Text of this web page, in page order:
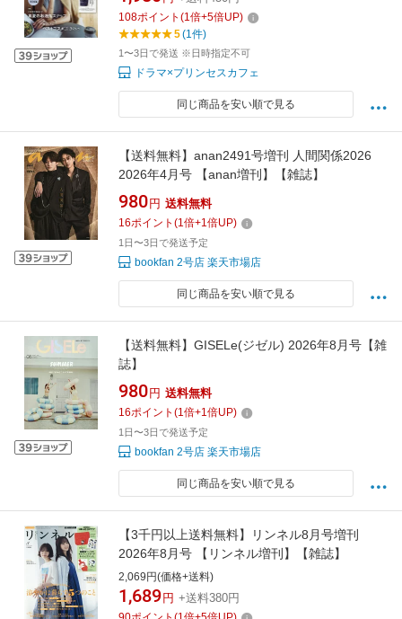
108ポイント (1倍+5倍UP)
5(1件)
1〜3日で発送 ※日時指定不可
ドラマ×プリンセスカフェ
同じ商品を安い順で見る
【送料無料】anan2491号増刊 人間関係2026
2026年4月号 【anan増刊】【雑誌】
980 円 送料無料
16ポイント (1倍+1倍UP)
1日〜3日で発送予定
bookfan 2号店 楽天市場店
同じ商品を安い順で見る
【送料無料】GISELe(ジゼル) 2026年8月号【雑
誌】
980 円 送料無料
16ポイント (1倍+1倍UP)
1日〜3日で発送予定
bookfan 2号店 楽天市場店
同じ商品を安い順で見る
【3千円以上送料無料】リンネル8月号増刊
2026年8月号 【リンネル増刊】【雑誌】
2,069円(価格+送料)
1,689 円 +送料380円